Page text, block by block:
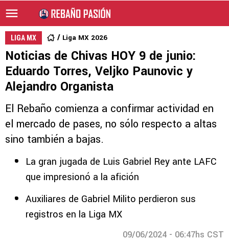
LIGA MX Liga MX 2026
Noticias de Chivas HOY 9 de junio:
Eduardo Torres, Veljko Paunovic y
Alejandro Organista
El Rebaño comienza a confirmar actividad en
el mercado de pases, no sólo respecto a altas
sino también a bajas.
La gran jugada de Luis Gabriel Rey ante LAFC
que impresionó a la afición
Auxiliares de Gabriel Milito perdieron sus
registros en la Liga MX
09/06/2024 - 06:47hs CST